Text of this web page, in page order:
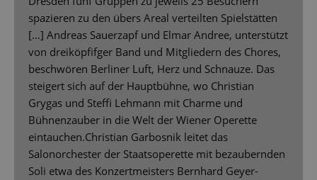
spazieren zu den übers Areal verteilten Spielstätten
[...] Andreas Sauerzapf und Elmar Andree, unterstützt
von dreiköpfifger Band und Mitgliedern des Chores,
beschwören Berliner Luft, Herz und Schnauze. Das
steigert sich auf der Hauptbühne, wo Christian
Grygas und Steffi Lehmann mit Charme und
Bühnenzauber in die Welt der Wiener Operette
eintauchen.Christian Garbosnik leitet das
Salonorchester der Staatsoperette mit bezaubernden
Soli etwa des Konzertmeisters Bernhard Geyer-